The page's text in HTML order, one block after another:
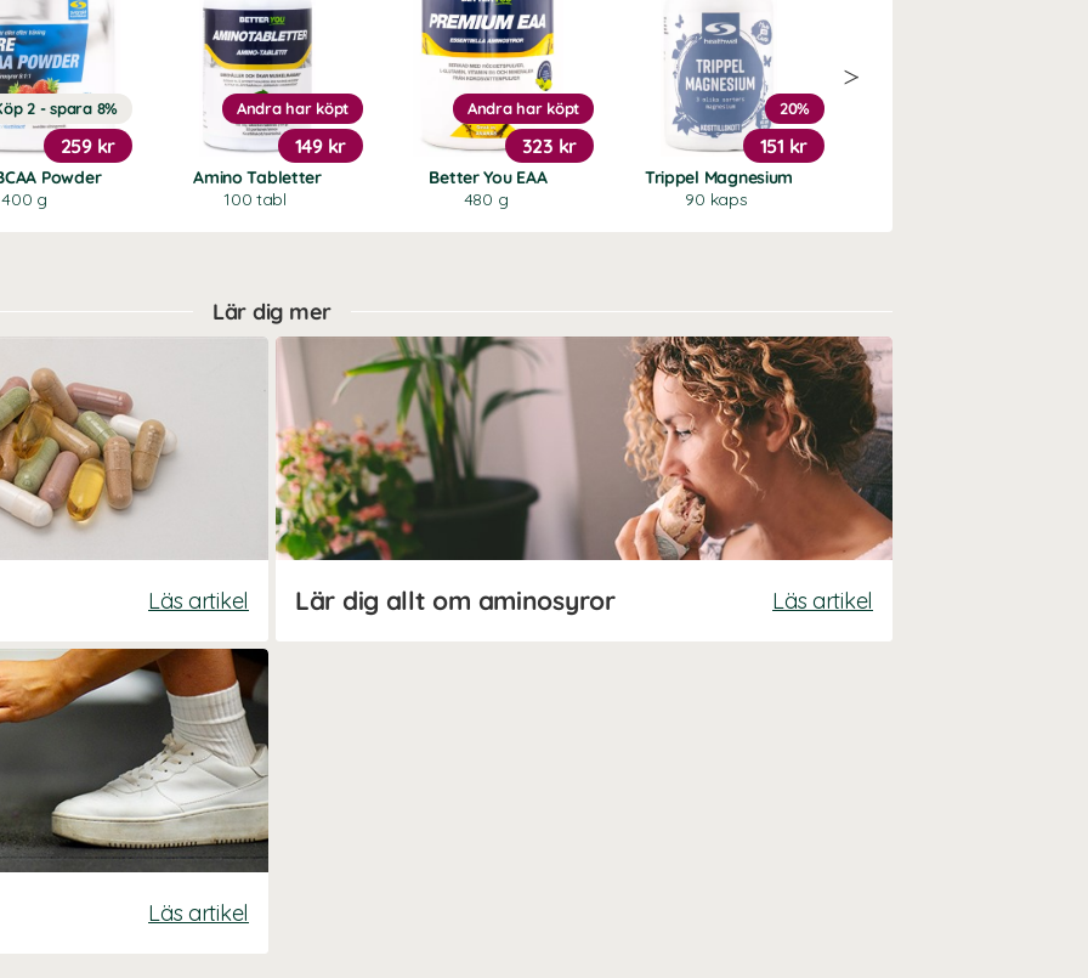
Powder
400 g
2 - spara 8%
259 kr
Amino Tabletter
100 tabl
Andra har köpt
149 kr
Better You EAA
480 g
Andra har köpt
323 kr
Trippel Magnesium
90 kaps
20%
151 kr
Lär dig mer
Läs artikel Lär dig allt om aminosyror Läs artikel
Läs artikel